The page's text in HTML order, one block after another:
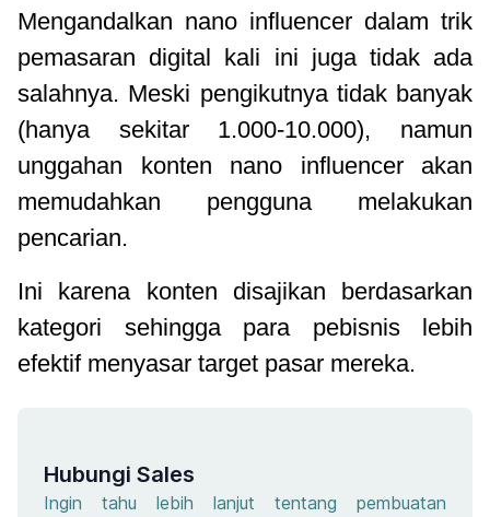
Mengandalkan nano influencer dalam trik
pemasaran digital kali ini juga tidak ada
salahnya. Meski pengikutnya tidak banyak
(hanya sekitar 1.000-10.000), namun
unggahan konten nano influencer akan
memudahkan pengguna melakukan
pencarian.
Ini karena konten disajikan berdasarkan
kategori sehingga para pebisnis lebih
efektif menyasar target pasar mereka.
Hubungi Sales
Ingin tahu lebih lanjut tentang pembuatan